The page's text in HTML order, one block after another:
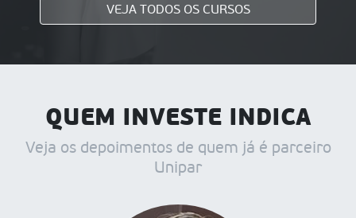
VEJA TODOS OS CURSOS
QUEM INVESTE INDICA
Veja os depoimentos de quem já é parceiro
Unipar